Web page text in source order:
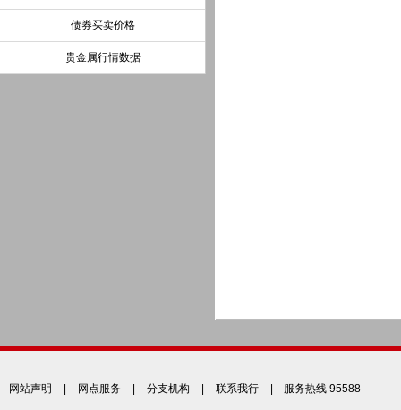
债券买卖价格
贵金属行情数据
网站声明 网点服务 分支机构 联系我行 | 服务热线 95588